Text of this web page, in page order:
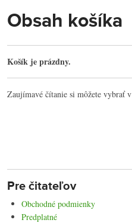
Obsah košíka
Košík je prázdny.
Zaujímavé čítanie si môžete vybrať v
Pre čitateľov
Obchodné podmienky
Predplatné